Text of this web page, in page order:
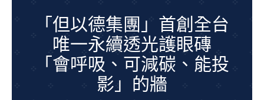
生活美學
購屋指南
「但以德集團」首創全台
唯一永續透光護眼磚
「會呼吸、可減碳、能投
影」的牆